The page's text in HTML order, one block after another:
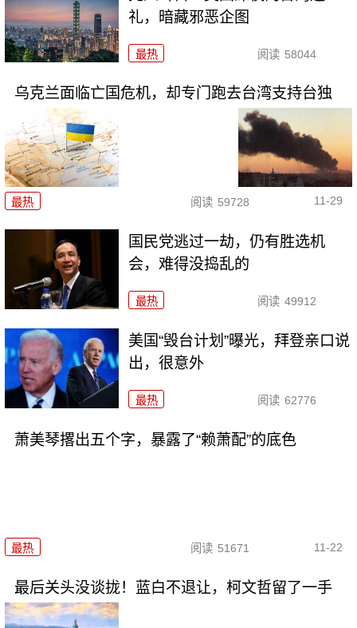
礼，暗藏邪恶企图
最热 阅读 58044
乌克兰面临亡国危机，却专门跑去台湾支持台独
最热 阅读 59728 11-29
国民党逃过一劫，仍有胜选机
会，难得没捣乱的
最热 阅读 49912
美国“毁台计划”曝光，拜登亲口说
出，很意外
最热 阅读 62776
萧美琴撂出五个字，暴露了“赖萧配”的底色
最热 阅读 51671 11-22
最后关头没谈拢！蓝白不退让，柯文哲留了一手